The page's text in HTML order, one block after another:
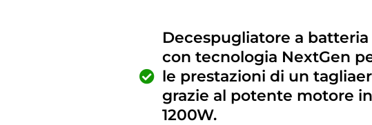
Decespugliatore a
con tecnologia NextGen
le prestazioni di un
grazie al potente motore
1200W.